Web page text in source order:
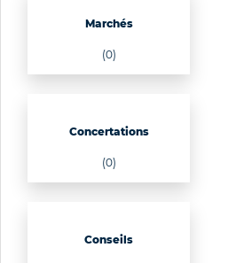
Marchés
(0)
Concertations
(0)
Conseils